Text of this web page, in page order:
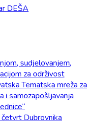
DEŠA
sudjelovanjem,
za održivost
Tematska mreža za
i samozapošljavanja
Dubrovnika